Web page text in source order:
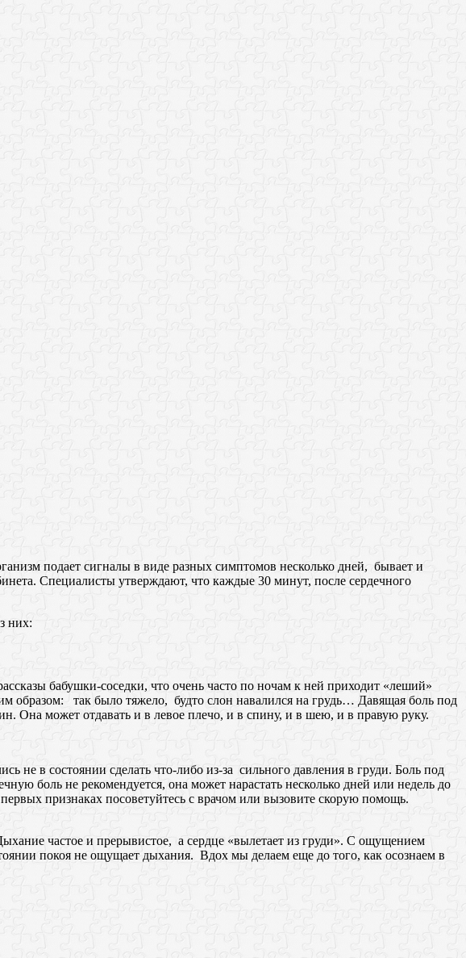
подает сигналы в виде разных симптомов несколько дней, бывает и
Специалисты утверждают, что каждые 30 минут, после сердечного
них:
бабушки-соседки, что очень часто по ночам к ней приходит «леший»
образом: так было тяжело, будто слон навалился на грудь… Давящая боль под
Она может отдавать и в левое плечо, и в спину, и в шею, и в правую руку.
не в состоянии сделать что-либо из-за сильного давления в груди. Боль под
боль не рекомендуется, она может нарастать несколько дней или недель до
признаках посоветуйтесь с врачом или вызовите скорую помощь.
частое и прерывистое, а сердце «вылетает из груди». С ощущением
покоя не ощущает дыхания. Вдох мы делаем еще до того, как осознаем в